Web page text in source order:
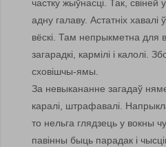
частку жыўнасці. Так, свіней
адну галаву. Астатніх
вёскі. Там непрыкметна для
загарадкі, кармілі і калолі.
сховішчы-ямы.
За невыкананне загадаў
каралі, штрафавалі.
то нельга глядзець у вокны
павінны быць парадак і